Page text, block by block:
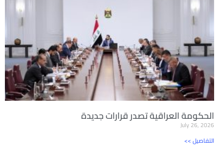
الحكومة العراقية تصدر قرارات جديدة
July 26, 2026
<< التفاصيل